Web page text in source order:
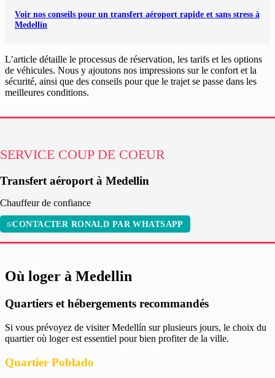
Voir nos conseils pour un transfert aéroport rapide et sans stress à
Medellín
L’article détaille le processus de réservation, les tarifs et les options
de véhicules. Nous y ajoutons nos impressions sur le confort et la
sécurité, ainsi que des conseils pour que le trajet se passe dans les
meilleures conditions.
SERVICE COUP DE COEUR
Transfert aéroport à Medellin
Chauffeur de confiance
CONTACTER RONALD PAR WHATSAPP
Où loger à Medellin
Quartiers et hébergements recommandés
Si vous prévoyez de visiter Medellín sur plusieurs jours, le choix du
quartier où loger est essentiel pour bien profiter de la ville.
Quartier Poblado